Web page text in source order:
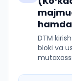
DTM
bloki va